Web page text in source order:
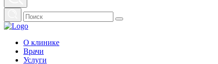
О клинике
Врачи
Услуги